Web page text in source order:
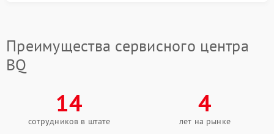
Преимущества сервисного центра
BQ
14
сотрудников в штате
4
лет на рынке